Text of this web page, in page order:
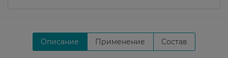
Описание Применение Состав